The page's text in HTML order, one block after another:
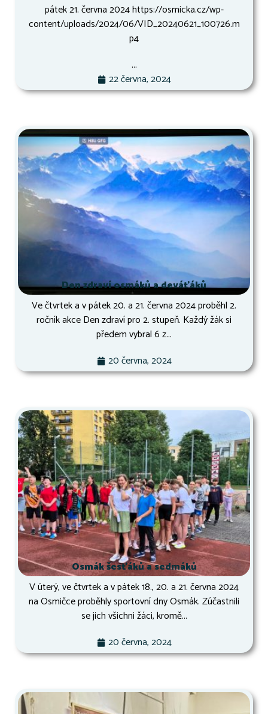
pátek 21. června 2024 https://osmicka.cz/wp-
content/uploads/2024/06/VID_20240621_100726.m
p4
...
22 června, 2024
Den zdraví osmáků a deváťáků
Ve čtvrtek a v pátek 20. a 21. června 2024 proběhl 2.
ročník akce Den zdraví pro 2. stupeň. Každý žák si
předem vybral 6 z...
20 června, 2024
Osmák šesťáků a sedmáků
V úterý, ve čtvrtek a v pátek 18., 20. a 21. června 2024
na Osmičce proběhly sportovní dny Osmák. Zúčastnili
se jich všichni žáci, kromě...
20 června, 2024